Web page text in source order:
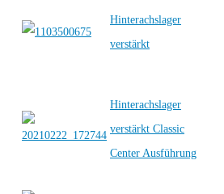
Hinterachslager
verstärkt
Hinterachslager
verstärkt Classic
Center Ausführung